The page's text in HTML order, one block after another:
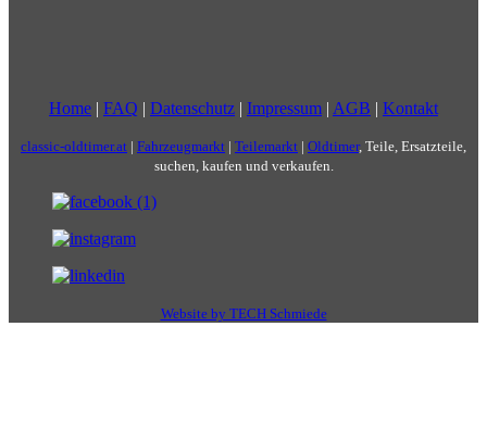
Home | FAQ | Datenschutz | Impressum | AGB | Kontakt
classic-oldtimer.at | Fahrzeugmarkt | Teilemarkt | Oldtimer, Teile, Ersatzteile,
suchen, kaufen und verkaufen.
Website by TECH Schmiede